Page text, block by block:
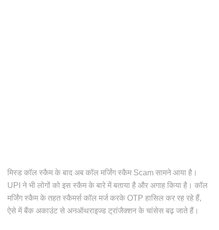
मिस्ड कॉल स्कैम के बाद अब कॉल मर्जिंग स्कैम Scam सामने आया है।
UPI ने भी लोगों को इस स्कैम के बारे में बताया है और अगाह किया है। कॉल
मर्जिंग स्कैम के तहत स्कैमर्स कॉल मर्ज करके OTP हासिल कर रह रहे हैं,
ऐसे में बैंक अकाउंट से अनऑथराइज्ड ट्रांजैक्शन के चांसेस बढ़ जाते हैं।